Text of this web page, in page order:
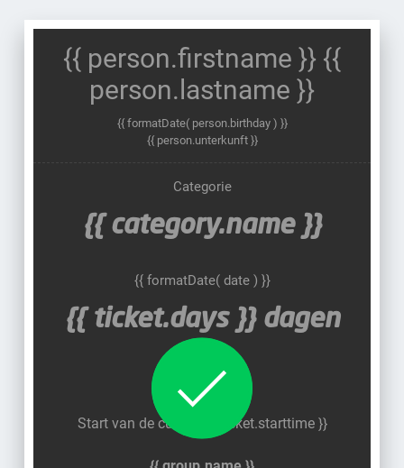
{{ person.firstname }} {{
person.lastname }}
{{ formatDate( person.birthday ) }}
{{ person.unterkunft }}
Categorie
{{ category.name }}
{{ formatDate( date ) }}
{{ ticket.days }} dagen
Halbtags
Start van de cursus: {{ ticket.starttime }}